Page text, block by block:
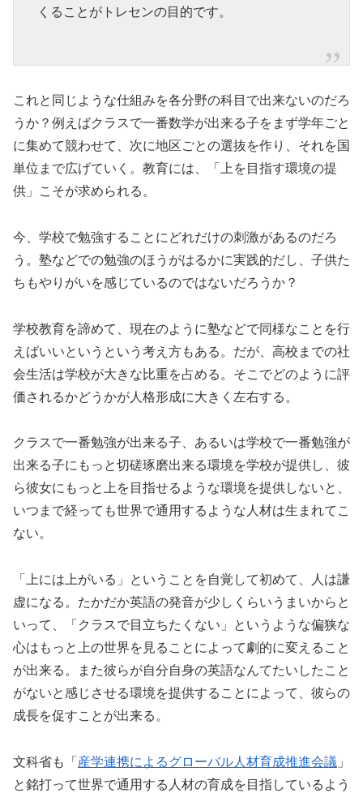
くることがトレセンの目的です。
これと同じような仕組みを各分野の科目で出来ないのだろ
うか？例えばクラスで一番数学が出来る子をまず学年ごと
に集めて競わせて、次に地区ごとの選抜を作り、それを国
単位まで広げていく。教育には、「上を目指す環境の提
供」こそが求められる。
今、学校で勉強することにどれだけの刺激があるのだろ
う。塾などでの勉強のほうがはるかに実践的だし、子供た
ちもやりがいを感じているのではないだろうか？
学校教育を諦めて、現在のように塾などで同様なことを行
えばいいというという考え方もある。だが、高校までの社
会生活は学校が大きな比重を占める。そこでどのように評
価されるかどうかが人格形成に大きく左右する。
クラスで一番勉強が出来る子、あるいは学校で一番勉強が
出来る子にもっと切磋琢磨出来る環境を学校が提供し、彼
ら彼女にもっと上を目指せるような環境を提供しないと、
いつまで経っても世界で通用するような人材は生まれてこ
ない。
「上には上がいる」ということを自覚して初めて、人は謙
虚になる。たかだか英語の発音が少しくらいうまいからと
いって、「クラスで目立ちたくない」というような偏狭な
心はもっと上の世界を見ることによって劇的に変えること
が出来る。また彼らが自分自身の英語なんてたいしたこと
がないと感じさせる環境を提供することによって、彼らの
成長を促すことが出来る。
文科省も「 産学連携によるグローバル人材育成推進会議 」
と銘打って世界で通用する人材の育成を目指しているよう